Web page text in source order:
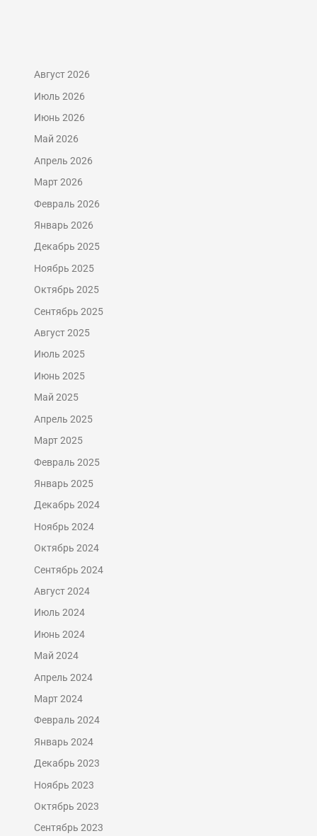
Август 2026
Июль 2026
Июнь 2026
Май 2026
Апрель 2026
Март 2026
Февраль 2026
Январь 2026
Декабрь 2025
Ноябрь 2025
Октябрь 2025
Сентябрь 2025
Август 2025
Июль 2025
Июнь 2025
Май 2025
Апрель 2025
Март 2025
Февраль 2025
Январь 2025
Декабрь 2024
Ноябрь 2024
Октябрь 2024
Сентябрь 2024
Август 2024
Июль 2024
Июнь 2024
Май 2024
Апрель 2024
Март 2024
Февраль 2024
Январь 2024
Декабрь 2023
Ноябрь 2023
Октябрь 2023
Сентябрь 2023